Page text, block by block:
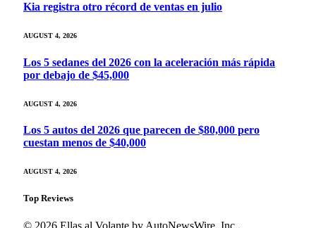
Kia registra otro récord de ventas en julio
AUGUST 4, 2026
Los 5 sedanes del 2026 con la aceleración más rápida
por debajo de $45,000
AUGUST 4, 2026
Los 5 autos del 2026 que parecen de $80,000 pero
cuestan menos de $40,000
AUGUST 4, 2026
Top Reviews
© 2026 Ellas al Volante by AutoNewsWire, Inc..